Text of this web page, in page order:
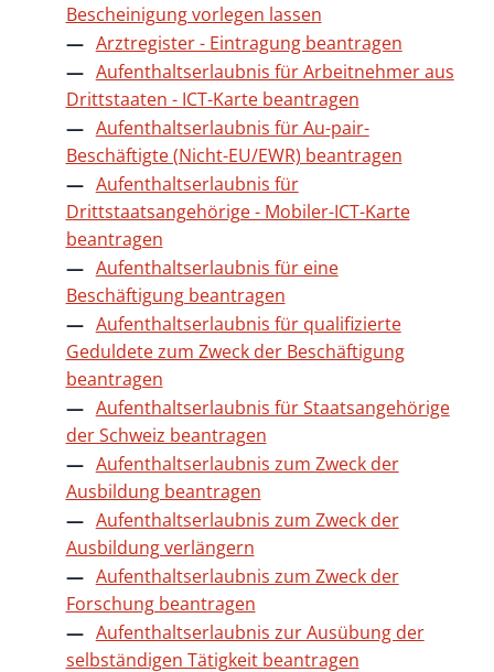
Bescheinigung vorlegen lassen
Arztregister - Eintragung beantragen
Aufenthaltserlaubnis für Arbeitnehmer aus
Drittstaaten - ICT-Karte beantragen
Aufenthaltserlaubnis für Au-pair-
Beschäftigte (Nicht-EU/EWR) beantragen
Aufenthaltserlaubnis für
Drittstaatsangehörige - Mobiler-ICT-Karte
beantragen
Aufenthaltserlaubnis für eine
Beschäftigung beantragen
Aufenthaltserlaubnis für qualifizierte
Geduldete zum Zweck der Beschäftigung
beantragen
Aufenthaltserlaubnis für Staatsangehörige
der Schweiz beantragen
Aufenthaltserlaubnis zum Zweck der
Ausbildung beantragen
Aufenthaltserlaubnis zum Zweck der
Ausbildung verlängern
Aufenthaltserlaubnis zum Zweck der
Forschung beantragen
Aufenthaltserlaubnis zur Ausübung der
selbständigen Tätigkeit beantragen